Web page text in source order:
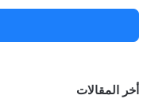
أخر المقالات